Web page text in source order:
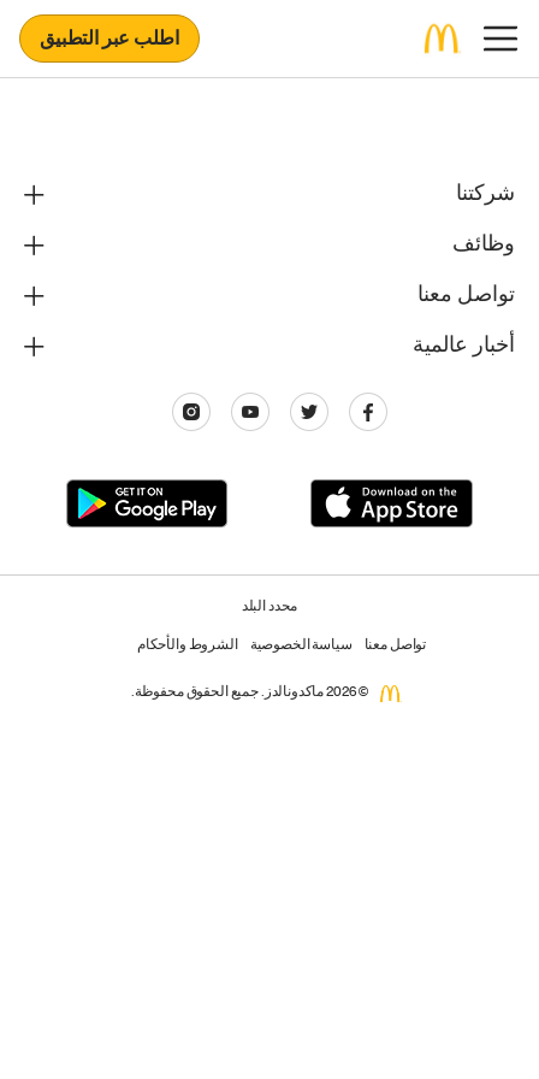
اطلب عبر التطبيق
شركتنا
وظائف
تواصل معنا
أخبار عالمية
محدد البلد
تواصل معنا سياسة الخصوصية الشروط والأحكام
© 2026 ماكدونالدز. جميع الحقوق محفوظة.